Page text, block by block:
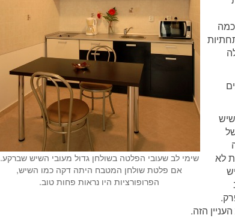
שימי לב שעובי הפלטה בשולחן גדול מעובי השיש שברקע.
אם פלטת שולחן המטבח היתה דקה כמו השיש,
הפרופורציות היו נראות פחות טוב.
לא
הזה.